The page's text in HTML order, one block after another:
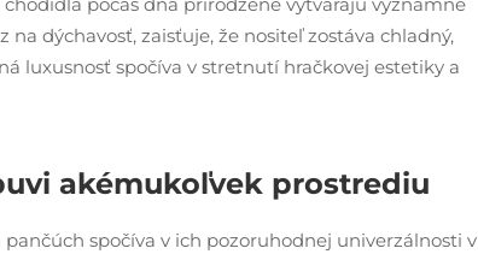
počas dňa prirodzene vytvárajú významné
dýchavosť, zaisťuje, že nositeľ zostáva chladný,
luxusnosť spočíva v stretnutí hračkovej estetiky a
akémukoľvek prostrediu
spočíva v ich pozoruhodnej univerzálnosti v